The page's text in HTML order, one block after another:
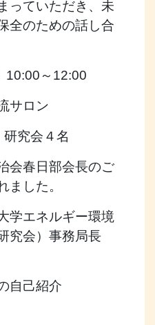
っていただき、未
全のための話し合
10:00～12:00
サロン
究会４名
会春日部会長のご
ました。
学エネルギー環境
究会）事務局長
自己紹介